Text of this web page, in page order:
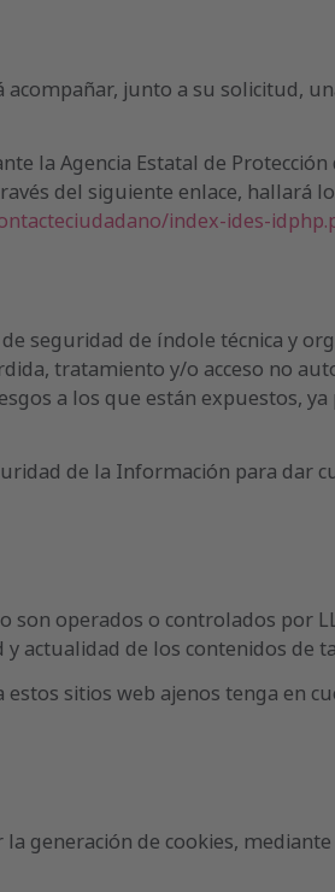
acompañar, junto a su solicitud,
la Agencia Estatal de
del siguiente enlace, hallará
index-ides-
seguridad de índole técnica y
tratamiento y/o acceso no
a los que están expuestos,
de la Información para
operados o controlados por
actualidad de los contenidos de
sitios web ajenos tenga en
generación de cookies,